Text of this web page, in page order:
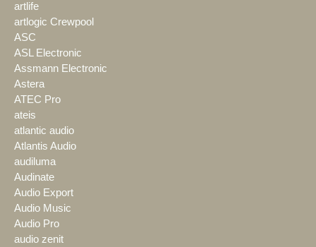
artlife
artlogic Crewpool
ASC
ASL Electronic
Assmann Electronic
Astera
ATEC Pro
ateis
atlantic audio
Atlantis Audio
audiluma
Audinate
Audio Export
Audio Music
Audio Pro
audio zenit